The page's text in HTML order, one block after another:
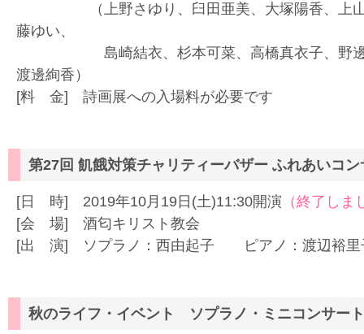
（上野さゆり、臼田亜美、大塚陽香、上山
藤ゆい、
島崎結衣、杉本可菜、高橋真衣子、野邊愛
渡邊絢香）
[料 金] 詩画展への入場料が必要です
第27回 飢餓対策チャリティーバザー ふれあいコン
[日 時] 2019年10月19日(土)11:30開演 （終了しま
[会 場] 酒匂キリスト教会
[出 演] ソプラノ：西由起子 ピアノ：渡辺裕里
秋のライフ・イベント ソプラノ・ミニコンサート